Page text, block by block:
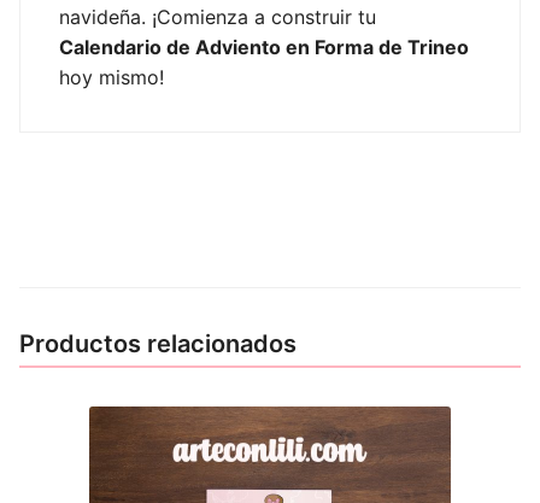
navideña. ¡Comienza a construir tu
Calendario de Adviento en Forma de Trineo
hoy mismo!
Productos relacionados